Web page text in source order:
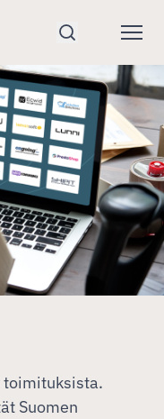
toimituksista.
Suomen